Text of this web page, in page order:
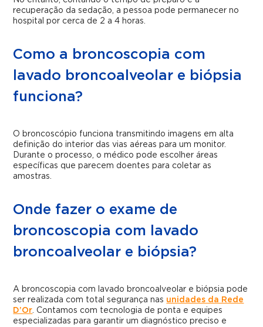
recuperação da sedação, a pessoa pode permanecer no
hospital por cerca de 2 a 4 horas.
Como a broncoscopia com
lavado broncoalveolar e biópsia
funciona?
O broncoscópio funciona transmitindo imagens em alta
definição do interior das vias aéreas para um monitor.
Durante o processo, o médico pode escolher áreas
específicas que parecem doentes para coletar as
amostras.
Onde fazer o exame de
broncoscopia com lavado
broncoalveolar e biópsia?
A broncoscopia com lavado broncoalveolar e biópsia pode
ser realizada com total segurança nas unidades da Rede
D’Or. Contamos com tecnologia de ponta e equipes
especializadas para garantir um diagnóstico preciso e